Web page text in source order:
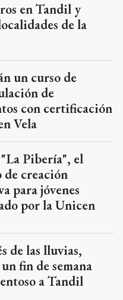
en Tandil y
de la
un curso de
de
con certificación
Vela
Pibería", el
de creación
para jóvenes
por la Unicen
de las lluvias,
fin de semana
a Tandil